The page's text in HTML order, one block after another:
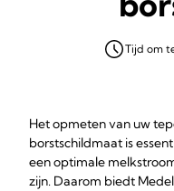
Tijd om
Het opmeten van uw
borstschildmaat is
een optimale
zijn. Daarom biedt